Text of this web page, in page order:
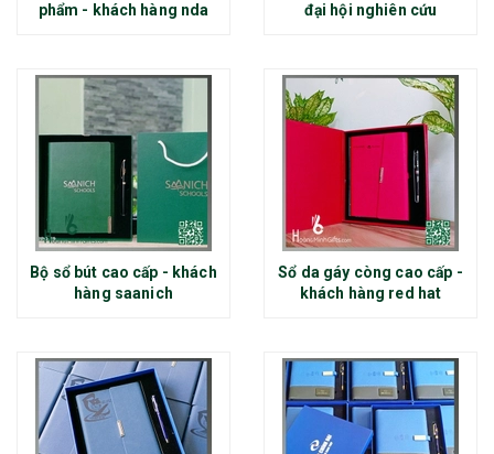
phẩm - khách hàng nda
đại hội nghiên cứu
Bộ sổ bút cao cấp - khách
hàng saanich
Sổ da gáy còng cao cấp -
khách hàng red hat